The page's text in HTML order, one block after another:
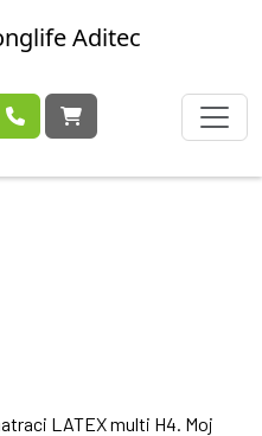
LATEX multi H4. Moj